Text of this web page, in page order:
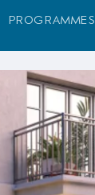
programmes